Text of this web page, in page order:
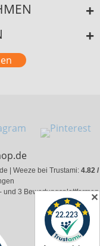
| Weeze bei Trustami: 4.82 /
und 3 Bewertungsplattformen
✕